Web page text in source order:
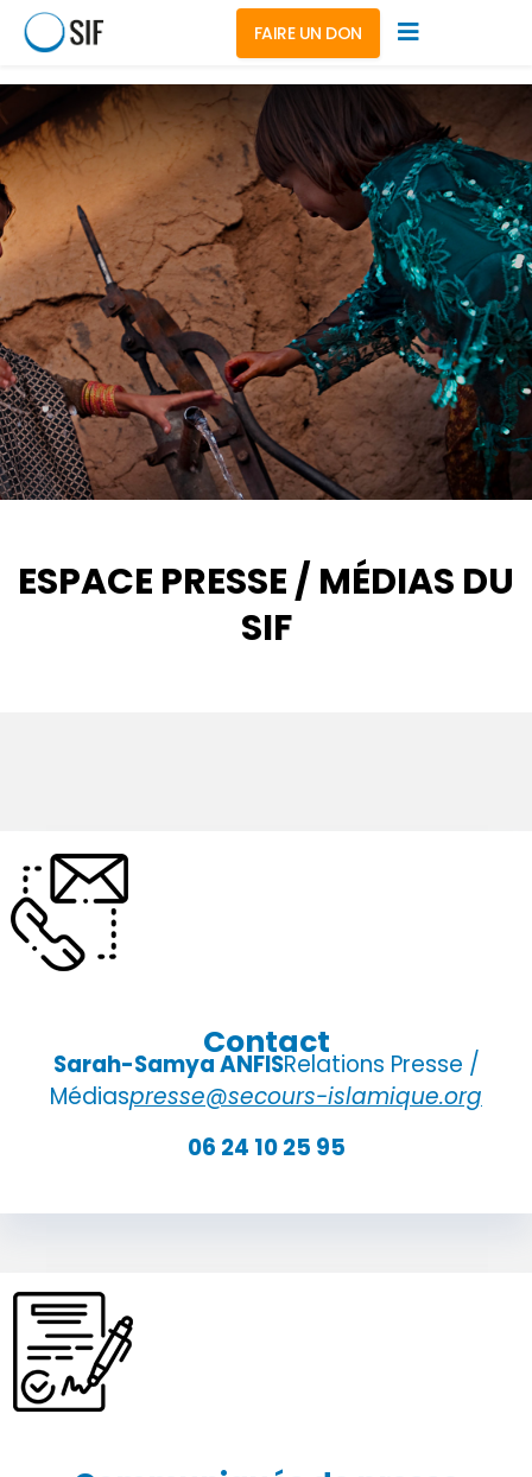
FAIRE UN DON
ESPACE PRESSE / MÉDIAS DU
SIF
Contact
Sarah-Samya ANFISRelations Presse /
Médiaspresse@secours-islamique.org
06 24 10 25 95